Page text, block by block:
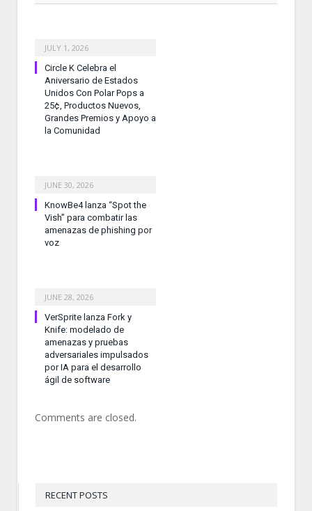
JULY 1, 2026
Circle K Celebra el
Aniversario de Estados
Unidos Con Polar Pops a
25¢, Productos Nuevos,
Grandes Premios y Apoyo a
la Comunidad
JUNE 30, 2026
KnowBe4 lanza “Spot the
Vish” para combatir las
amenazas de phishing por
voz
JUNE 28, 2026
VerSprite lanza Fork y
Knife: modelado de
amenazas y pruebas
adversariales impulsados
por IA para el desarrollo
ágil de software
Comments are closed.
RECENT POSTS